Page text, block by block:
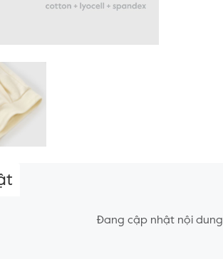
Đang cập nhật nội dung